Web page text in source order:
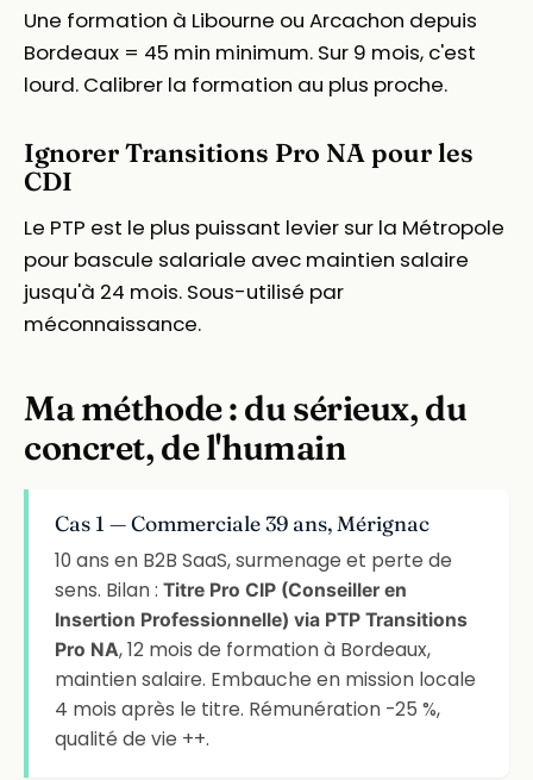
Une formation à Libourne ou Arcachon depuis
Bordeaux = 45 min minimum. Sur 9 mois, c'est
lourd. Calibrer la formation au plus proche.
Ignorer Transitions Pro NA pour les
CDI
Le PTP est le plus puissant levier sur la Métropole
pour bascule salariale avec maintien salaire
jusqu'à 24 mois. Sous-utilisé par
méconnaissance.
Ma méthode : du sérieux, du
concret, de l'humain
Cas 1 — Commerciale 39 ans, Mérignac
10 ans en B2B SaaS, surmenage et perte de
sens. Bilan :Titre Pro CIP (Conseiller en
Insertion Professionnelle) via PTP Transitions
Pro NA, 12 mois de formation à Bordeaux,
maintien salaire. Embauche en mission locale
4 mois après le titre. Rémunération -25 %,
qualité de vie ++.